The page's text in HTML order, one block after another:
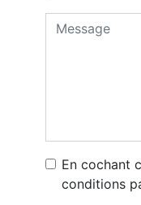
En cochant
conditions